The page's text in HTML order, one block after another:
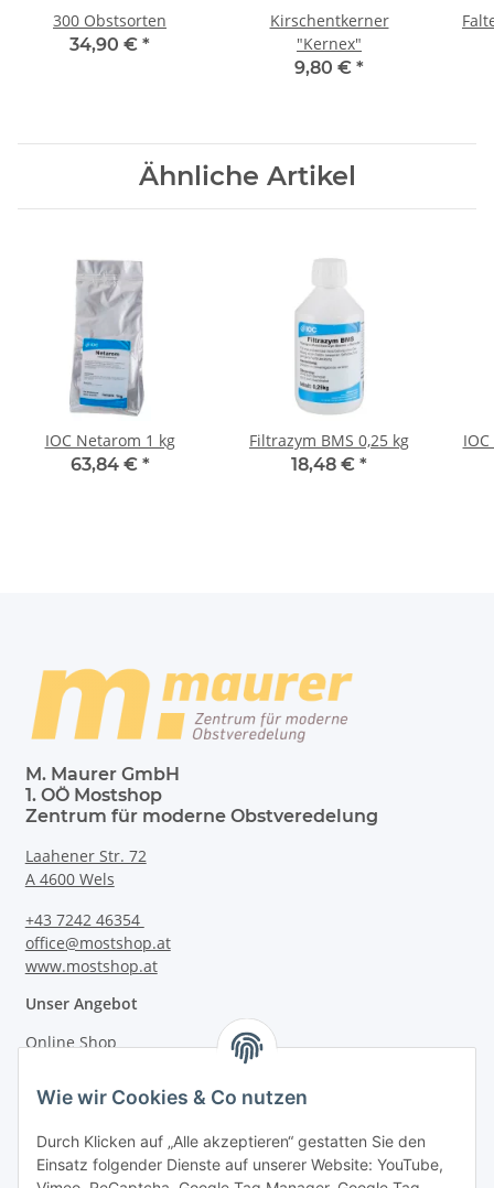
300 Obstsorten
34,90 € *
Kirschentkerner
"Kernex"
9,80 € *
Ähnliche Artikel
IOC Netarom 1 kg
63,84 € *
Filtrazym BMS 0,25 kg
18,48 € *
M. Maurer GmbH
1. OÖ Mostshop
Zentrum für moderne Obstveredelung
Laahener Str. 72
A 4600 Wels
+43 7242 46354
office@mostshop.at
www.mostshop.at
Unser Angebot
Online Shop
Wie wir Cookies & Co nutzen
Durch Klicken auf „Alle akzeptieren“ gestatten Sie den
Einsatz folgender Dienste auf unserer Website: YouTube,